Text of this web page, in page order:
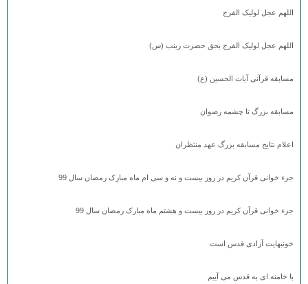
اللهم عجل لولیک الفرج
اللهم عجل لولیک الفرج بحق حضرت زینب (س)
مسابقه قرآنی آیات الحسین (ع)
مسابقه بزرگ تا چشمه رضوان
اعلام نتایج مسابقه بزرگ عهد منتظران
جزء خوانی قرآن کریم در روز بیست و نه و سی ام ماه مبارک رمضان سال 99
جزء خوانی قرآن کریم در روز بیست و هشتم ماه مبارک رمضان سال 99
خونبهایت آزادی قدس است
با خامنه ای به قدس می آییم